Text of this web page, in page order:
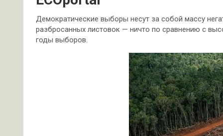
Демократические выборы несут за собой массу
разбросанных листовок — ничто по сравнению с
годы выборов.